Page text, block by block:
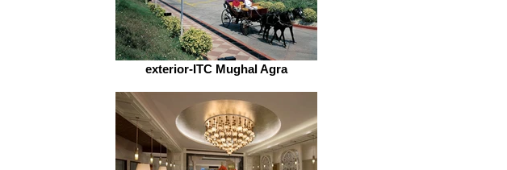
exterior-ITC Mughal Agra